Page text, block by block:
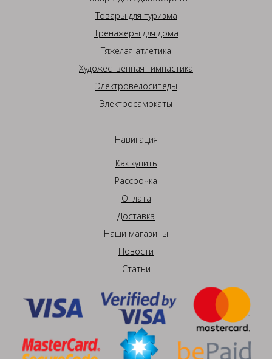
Товары для туризма
Тренажеры для дома
Тяжелая атлетика
Художественная гимнастика
Электровелосипеды
Электросамокаты
Навигация
Как купить
Рассрочка
Оплата
Доставка
Наши магазины
Новости
Статьи